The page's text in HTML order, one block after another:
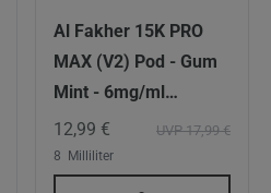
Al Fakher 15K PRO
MAX (V2) Pod - Gum
Mint - 6mg/ml
Nikotingehalt - DTL
UVP 17,99 €
12,99 €
8 Milliliter